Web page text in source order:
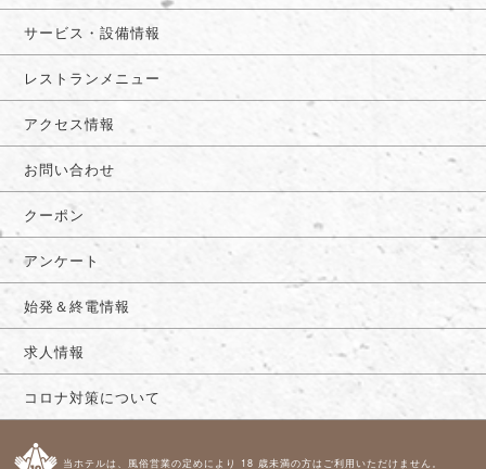
サービス・設備情報
レストランメニュー
アクセス情報
お問い合わせ
クーポン
アンケート
始発＆終電情報
求人情報
コロナ対策について
当ホテルは、風俗営業の定めにより 18 歳未満の方はご利用いただけません。